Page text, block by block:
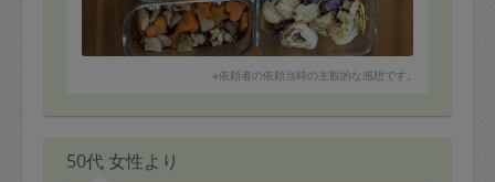
※依頼者の依頼当時の主観的な感想です。
50代 女性より